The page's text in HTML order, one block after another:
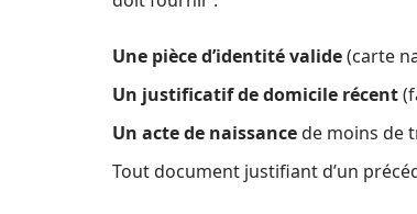
Une pièce d’identité valide(carte
Un justificatif de domicile récent
Un acte de naissancede moins de
Tout document justifiant d’un